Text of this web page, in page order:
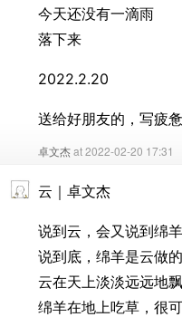
今天还没有一滴雨
落下来
2022.2.20
送给好朋友的，写疲
卓文杰at 2022-02-20 17:31
云｜卓文杰
说到云，会又说到绵羊
说到底，绵羊是云做的
云在天上淡淡远远地
绵羊在地上吃草，很